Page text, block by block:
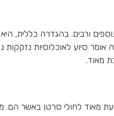
ורבים. בהגדרה כללית,
אומר סיוע לאוכלוסיות
מאוד לחולי סרטן באשר